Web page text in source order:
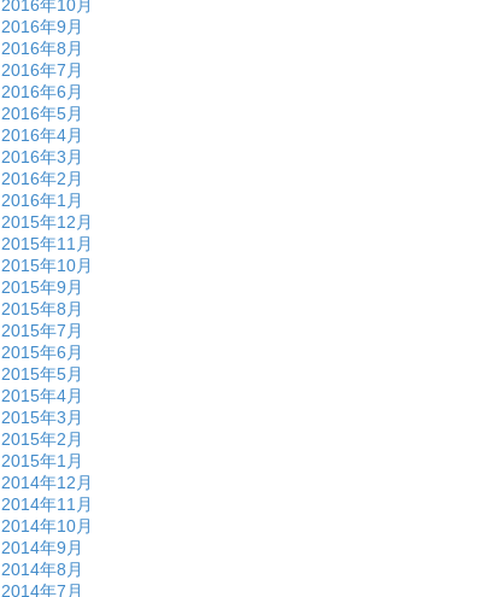
2016年10月
2016年9月
2016年8月
2016年7月
2016年6月
2016年5月
2016年4月
2016年3月
2016年2月
2016年1月
2015年12月
2015年11月
2015年10月
2015年9月
2015年8月
2015年7月
2015年6月
2015年5月
2015年4月
2015年3月
2015年2月
2015年1月
2014年12月
2014年11月
2014年10月
2014年9月
2014年8月
2014年7月